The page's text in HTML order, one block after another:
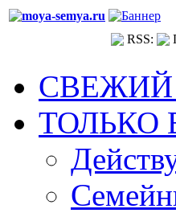
RSS:
ТОЛЬКО